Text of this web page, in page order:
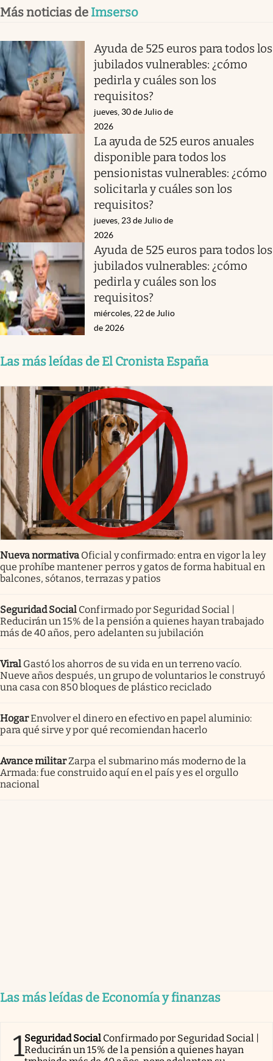
Más noticias de Imserso
Ayuda de 525 euros para todos los
jubilados vulnerables: ¿cómo
pedirla y cuáles son los
requisitos?
jueves, 30 de Julio de
2026
La ayuda de 525 euros anuales
disponible para todos los
pensionistas vulnerables: ¿cómo
solicitarla y cuáles son los
requisitos?
jueves, 23 de Julio de
2026
Ayuda de 525 euros para todos los
jubilados vulnerables: ¿cómo
pedirla y cuáles son los
requisitos?
miércoles, 22 de Julio
de 2026
Las más leídas de El Cronista España
Nueva normativa Oficial y confirmado: entra en vigor la ley
que prohíbe mantener perros y gatos de forma habitual en
balcones, sótanos, terrazas y patios
Seguridad Social Confirmado por Seguridad Social |
Reducirán un 15% de la pensión a quienes hayan trabajado
más de 40 años, pero adelanten su jubilación
Viral Gastó los ahorros de su vida en un terreno vacío.
Nueve años después, un grupo de voluntarios le construyó
una casa con 850 bloques de plástico reciclado
HogarEnvolver el dinero en efectivo en papel aluminio:
para qué sirve y por qué recomiendan hacerlo
Avance militarZarpa el submarino más moderno de la
Armada: fue construido aquí en el país y es el orgullo
nacional
Las más leídas de Economía y finanzas
1Seguridad Social Confirmado por Seguridad Social |
Reducirán un 15% de la pensión a quienes hayan